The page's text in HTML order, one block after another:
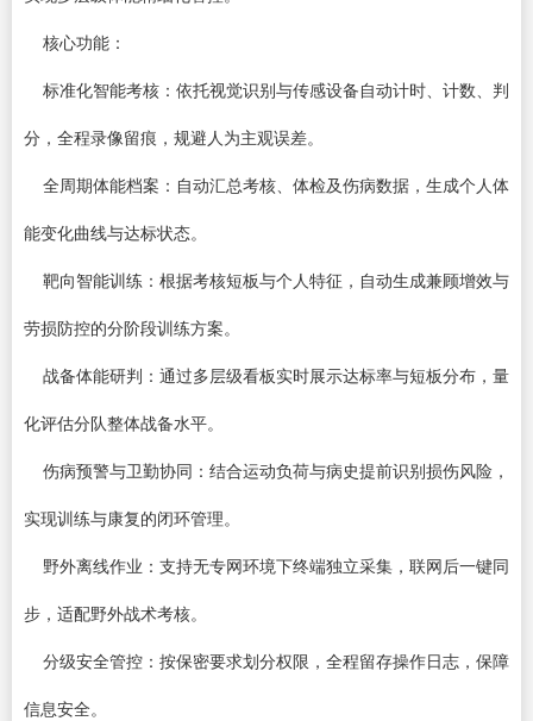
核心功能：
标准化智能考核：依托视觉识别与传感设备自动计时、计数、判
分，全程录像留痕，规避人为主观误差。
全周期体能档案：自动汇总考核、体检及伤病数据，生成个人体
能变化曲线与达标状态。
靶向智能训练：根据考核短板与个人特征，自动生成兼顾增效与
劳损防控的分阶段训练方案。
战备体能研判：通过多层级看板实时展示达标率与短板分布，量
化评估分队整体战备水平。
伤病预警与卫勤协同：结合运动负荷与病史提前识别损伤风险，
实现训练与康复的闭环管理。
野外离线作业：支持无专网环境下终端独立采集，联网后一键同
步，适配野外战术考核。
分级安全管控：按保密要求划分权限，全程留存操作日志，保障
信息安全。